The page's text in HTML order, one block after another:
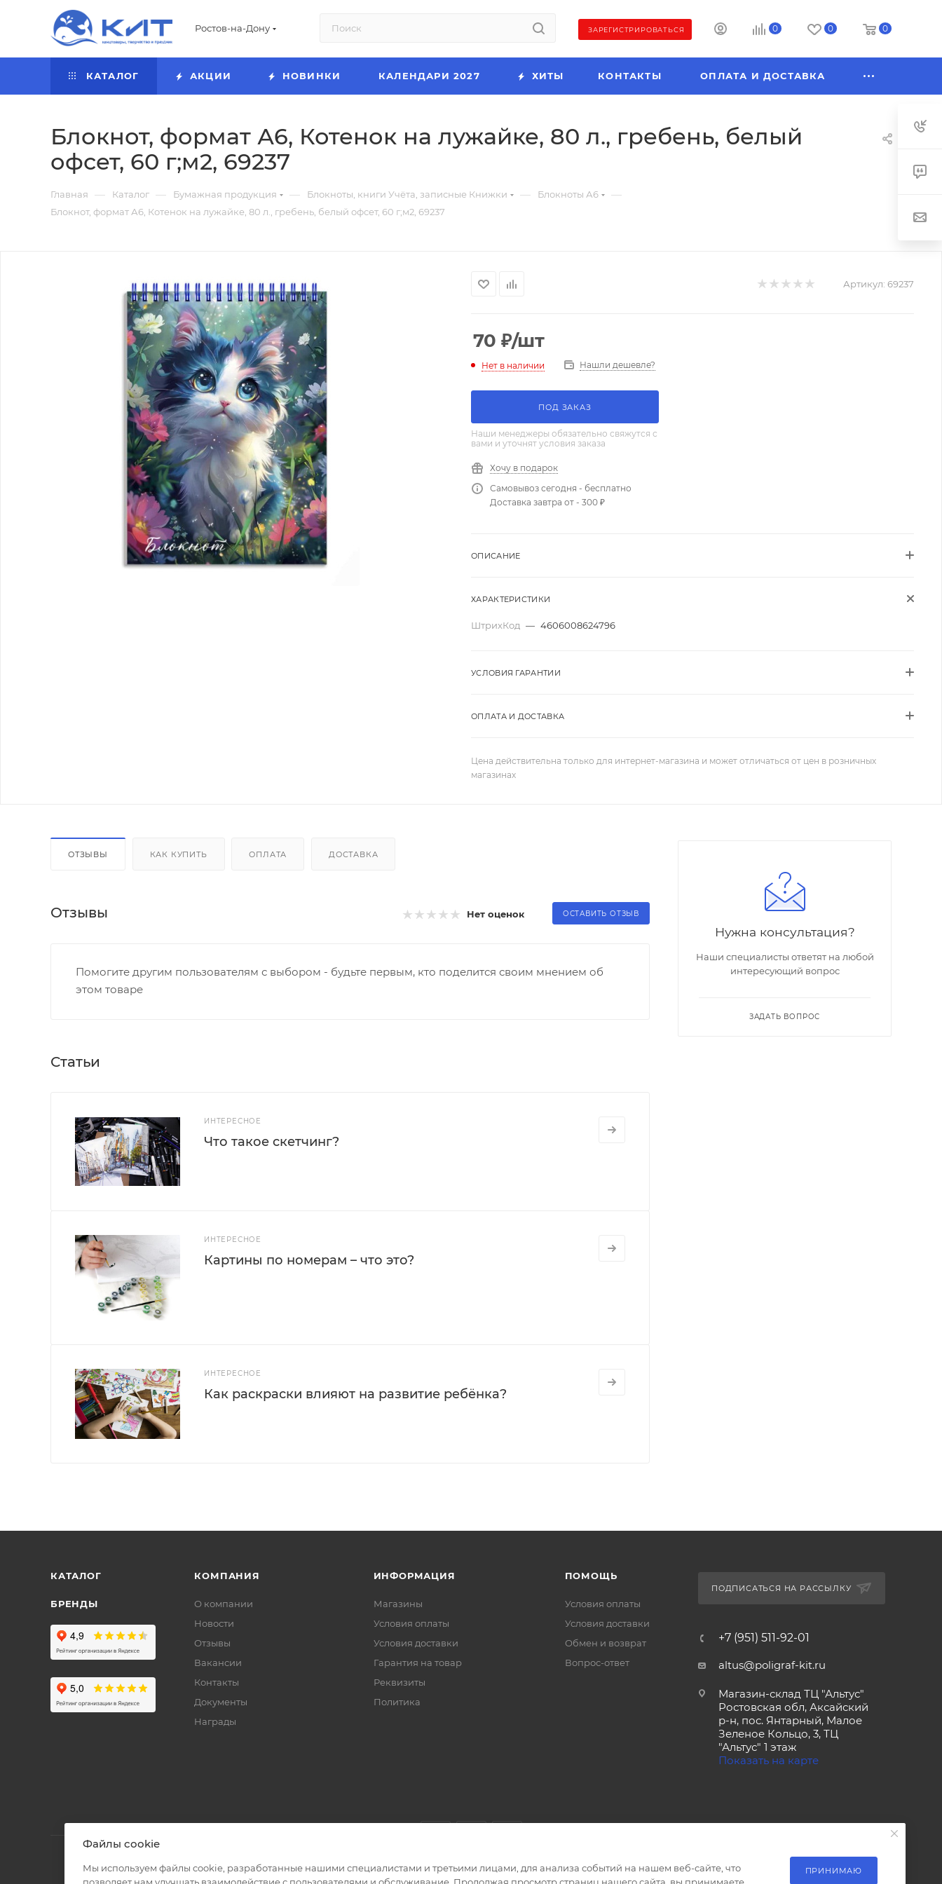
Ростов-на-Дону ЗАРЕГИСТРИРОВАТЬСЯ 0 0 0
КАТАЛОГ АКЦИИ НОВИНКИ КАЛЕНДАРИ 2027 ХИТЫ КОНТАКТЫ ОПЛАТА И ДОСТАВКА
Блокнот, формат А6, Котенок на лужайке, 80 л., гребень, белый
офсет, 60 г;м2, 69237
Главная — Каталог — Бумажная продукция — Блокноты, книги Учёта, записные Книжки — Блокноты А6 —
Блокнот, формат А6, Котенок на лужайке, 80 л., гребень, белый офсет, 60 г;м2, 69237
Артикул: 69237
70 ₽/шт
Нет в наличии Нашли дешевле?
ПОД ЗАКАЗ
Наши менеджеры обязательно свяжутся с
вами и уточнят условия заказа
Хочу в подарок
Самовывоз сегодня - бесплатно
Доставка завтра от - 300 ₽
ОПИСАНИЕ
ХАРАКТЕРИСТИКИ
ШтрихКод — 4606008624796
УСЛОВИЯ ГАРАНТИИ
ОПЛАТА И ДОСТАВКА
Цена действительна только для интернет-магазина и может отличаться от цен в розничных
магазинах
ОТЗЫВЫ КАК КУПИТЬ ОПЛАТА ДОСТАВКА
Отзывы Нет оценок ОСТАВИТЬ ОТЗЫВ
Помогите другим пользователям с выбором - будьте первым, кто поделится своим мнением об
этом товаре
Статьи
ИНТЕРЕСНОЕ
Что такое скетчинг?
ИНТЕРЕСНОЕ
Картины по номерам – что это?
ИНТЕРЕСНОЕ
Как раскраски влияют на развитие ребёнка?
Нужна консультация?
Наши специалисты ответят на любой
интересующий вопрос
ЗАДАТЬ ВОПРОС
КАТАЛОГ
БРЕНДЫ
КОМПАНИЯ
О компании
Новости
Отзывы
Вакансии
Контакты
Документы
Награды
ИНФОРМАЦИЯ
Магазины
Условия оплаты
Условия доставки
Гарантия на товар
Реквизиты
Политика
ПОМОЩЬ
Условия оплаты
Условия доставки
Обмен и возврат
Вопрос-ответ
ПОДПИСАТЬСЯ НА РАССЫЛКУ
+7 (951) 511-92-01
altus@poligraf-kit.ru
Магазин-склад ТЦ "Альтус"
Ростовская обл, Аксайский
р-н, пос. Янтарный, Малое
Зеленое Кольцо, 3, ТЦ
"Альтус" 1 этаж
Показать на карте
Файлы cookie
Мы используем файлы cookie, разработанные нашими специалистами и третьими лицами, для анализа событий на нашем веб-сайте, что
ПРИНИМАЮ